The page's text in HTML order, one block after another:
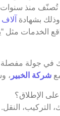
تُصنّف منذ
بشهادة
الخدمات مثل
في جولة مفصلة
شركة الخبير ،
على الإطلاق؟
التركيب، النقل.